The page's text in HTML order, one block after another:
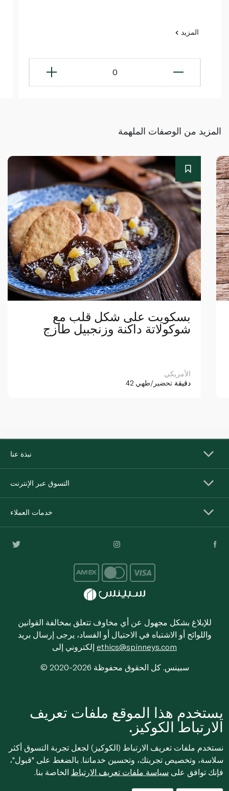
المزيد
0
المزيد من الوصفات الملهمة
بسكويت على شكل قلب مع
شوكولاتة داكنة وزنجبيل طازج
الأمريكي
42 دقيقة تحضير/طهي
نبذة عنا
التسوق عبر الإنترنت
خدمات العملاء
للإبلاغ بشكل مجهول عن أي مخاوف تتعلق بمخالفة القوانين
واللوائح أو الاشتباه في الاحتيال أو الفساد، يرجى إرسال بريد
ethics@spinneys.com
© 2020-2026 سبينس. كل الحقوق محفوظة
يستخدم هذا الموقع ملفات تعريف
الارتباط الكوكيز.
نستخدم ملفات تعريف الارتباط (الكوكيز) لجعل تجربة التسوق أكثر
سلاسة، وتخصيص تجربتك، وتحسين خدماتنا. بالضغط على "قبول"،
فإنك توافق على سياسة ملفات تعريف الارتباط الخاصة بنا.